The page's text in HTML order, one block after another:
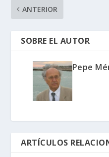
ANTERIOR
SOBRE EL AUTOR
Pepe
ARTÍCULOS